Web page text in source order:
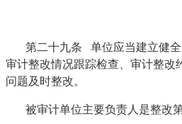
第二十九条 单位应当建立健全
审计整改情况跟踪检查、审计整改
问题及时整改。
被审计单位主要负责人是整改第